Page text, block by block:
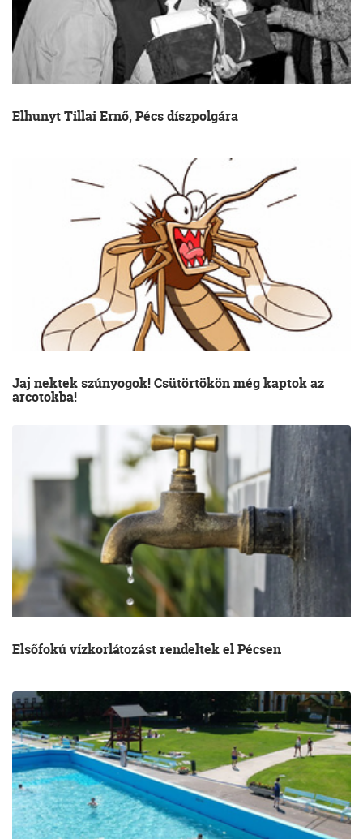
Elhunyt Tillai Ernő, Pécs díszpolgára
Jaj nektek szúnyogok! Csütörtökön még kaptok az
arcotokba!
Elsőfokú vízkorlátozást rendeltek el Pécsen